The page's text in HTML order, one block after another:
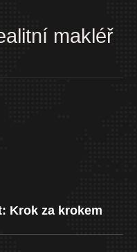
makléř
Krok za krokem